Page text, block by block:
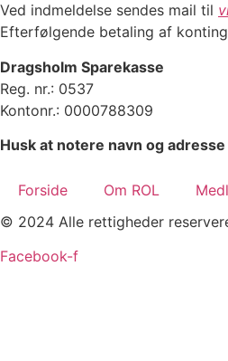
Ved indmeldelse sendes mail til
Efterfølgende betaling af
Dragsholm Sparekasse
Reg. nr.: 0537
Kontonr.: 0000788309
Husk at notere navn og
Forside Om ROL
© 2024 Alle rettigheder
Facebook-f